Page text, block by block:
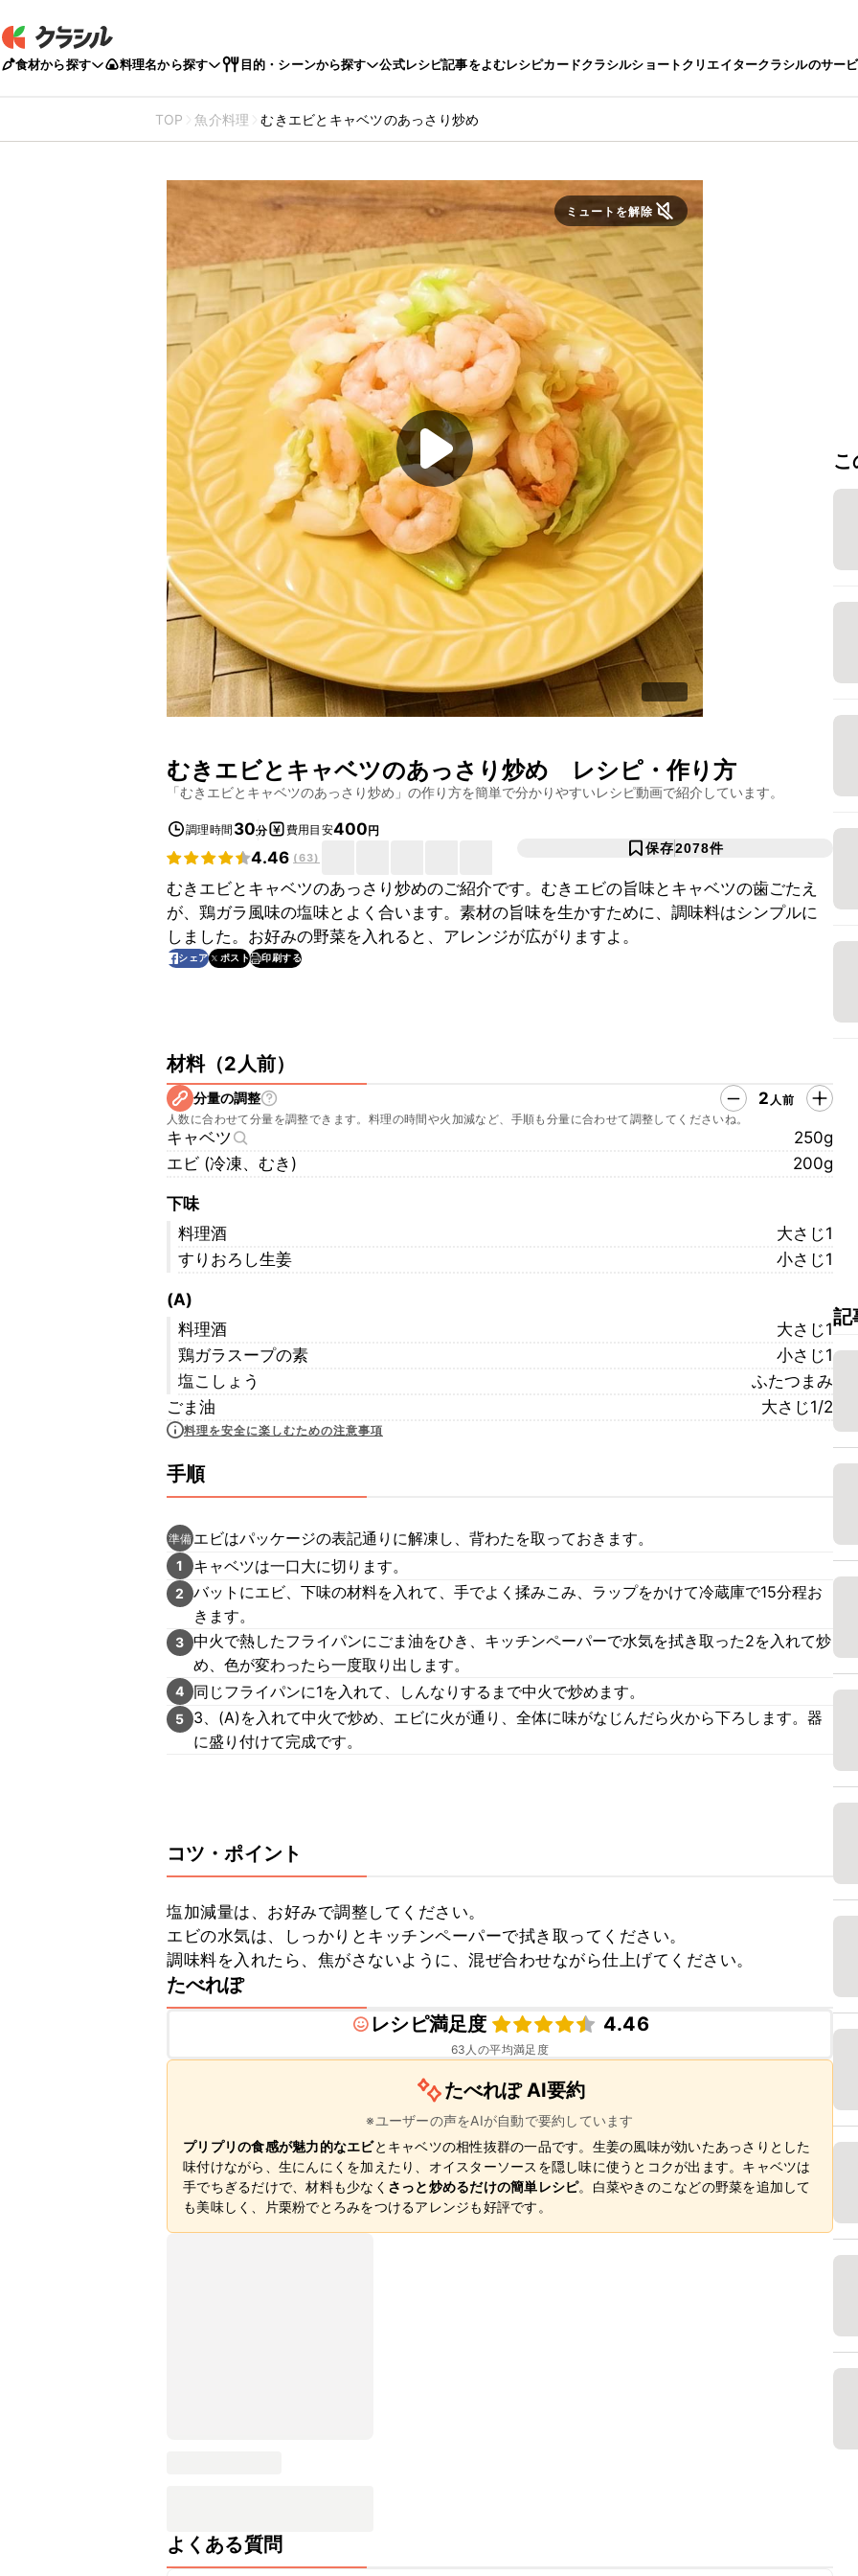
食材から探す 料理名から探す 目的・シーンから探す 公式レシピ記事をよむレシピカードクラシルショートクリエイタークラシルのサー
TOP 魚介料理 むきエビとキャベツのあっさり炒め
ミュートを解除
むきエビとキャベツのあっさり炒め レシピ・作り方
「むきエビとキャベツのあっさり炒め 」の作り方を簡単で分かりやすいレシピ動画で紹介しています。
調理時間 30分 費用目安400円
4.46 (63)
保存2078件
むきエビとキャベツのあっさり炒めのご紹介です。むきエビの旨味とキャベツの歯ごたえ
が、鶏ガラ風味の塩味とよく合います。素材の旨味を生かすために、調味料はシンプルに
しました。お好みの野菜を入れると、アレンジが広がりますよ。
シェア ポスト 印刷する
材料（2人前）
分量の調整 2 人前
人数に合わせて分量を調整できます。料理の時間や火加減など、手順も分量に合わせて調整してくださいね。
キャベツ
250g
エビ (冷凍、むき)
200g
下味
料理酒
大さじ1
すりおろし生姜
小さじ1
(A)
料理酒
大さじ1
鶏ガラスープの素
小さじ1
塩こしょう
ふたつまみ
ごま油
大さじ1/2
料理を安全に楽しむための注意事項
手順
準備 エビはパッケージの表記通りに解凍し、背わたを取っておきます。
1 キャベツは一口大に切ります。
2
バットにエビ、下味の材料を入れて、手でよく揉みこみ、ラップをかけて冷蔵庫で15分程お
きます。
3 中火で熱したフライパンにごま油をひき、キッチンペーパーで水気を拭き取った2を入れて炒
め、色が変わったら一度取り出します。
4 同じフライパンに1を入れて、しんなりするまで中火で炒めます。
5
3、(A)を入れて中火で炒め、エビに火が通り、全体に味がなじんだら火から下ろします。器
に盛り付けて完成です。
コツ・ポイント
塩加減量は、お好みで調整してください。
エビの水気は、しっかりとキッチンペーパーで拭き取ってください。
調味料を入れたら、焦がさないように、混ぜ合わせながら仕上げてください。
たべれぽ
レシピ満足度
4.46
63 人の平均満足度
たべれぽ AI要約
※ユーザーの声をAIが自動で要約しています
プリプリの食感が魅力的なエビとキャベツの相性抜群の一品です。生姜の風味が効いたあっさりとした
味付けながら、生にんにくを加えたり、オイスターソースを隠し味に使うとコクが出ます。キャベツは
手でちぎるだけで、材料も少なく さっと炒めるだけの簡単レシピ。白菜やきのこなどの野菜を追加して
も美味しく、片栗粉でとろみをつけるアレンジも好評です。
よくある質問
記